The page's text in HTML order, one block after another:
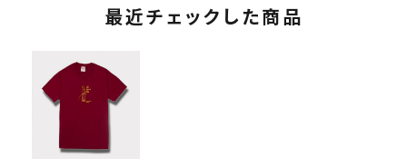
最近チェックした商品